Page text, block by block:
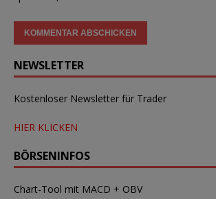
NEWSLETTER
Kostenloser Newsletter für Trader
HIER KLICKEN
BÖRSENINFOS
Chart-Tool mit MACD + OBV